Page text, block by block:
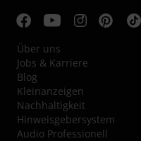
Über uns
Jobs & Karriere
Blog
Kleinanzeigen
Nachhaltigkeit
Hinweisgebersystem
Audio Professionell